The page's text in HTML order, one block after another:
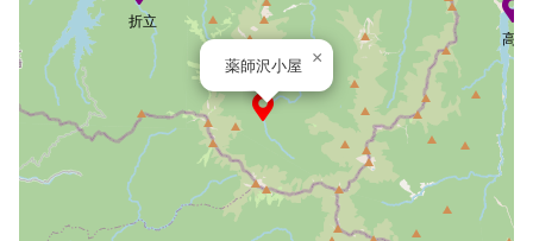
高
折立
薬師沢小屋 ×